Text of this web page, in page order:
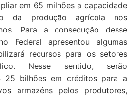
em 65 milhões a capacidade
da produção agrícola nos
Para a consecução desse
Federal apresentou algumas
recursos para os setores
Nesse sentido, serão
25 bilhões em créditos para a
armazéns pelos produtores,